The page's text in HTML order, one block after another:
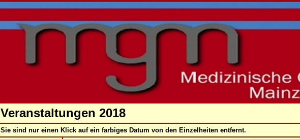
Veranstaltungen 2018
Sie sind nur einen Klick auf ein farbiges Datum von den Einzelheiten entfernt.